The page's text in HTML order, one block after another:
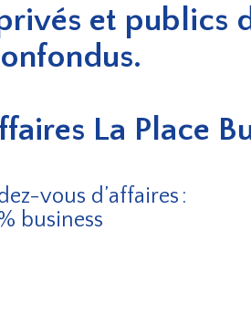
et publics
La Place
vous d’affaires :
business